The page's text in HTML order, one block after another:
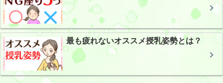
最も疲れないオススメ授乳姿勢とは？